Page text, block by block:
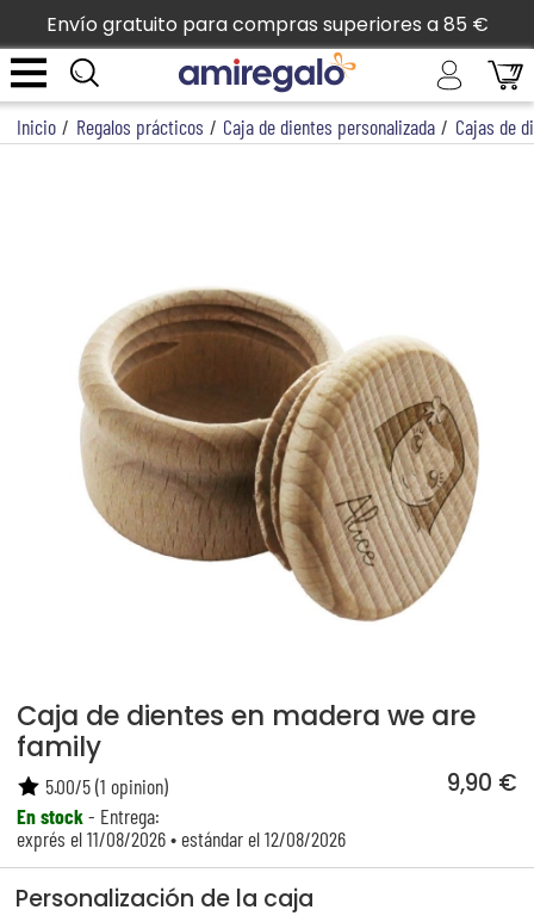
Envío gratuito para compras superiores a 85 €
Inicio / Regalos prácticos / Caja de dientes personalizada / Cajas de
Caja de dientes en madera we are
family
9,90 €
En stock- Entrega:
exprés el 11/08/2026 • estándar el 12/08/2026
5.00/5(1 opinion)
Personalización de la caja